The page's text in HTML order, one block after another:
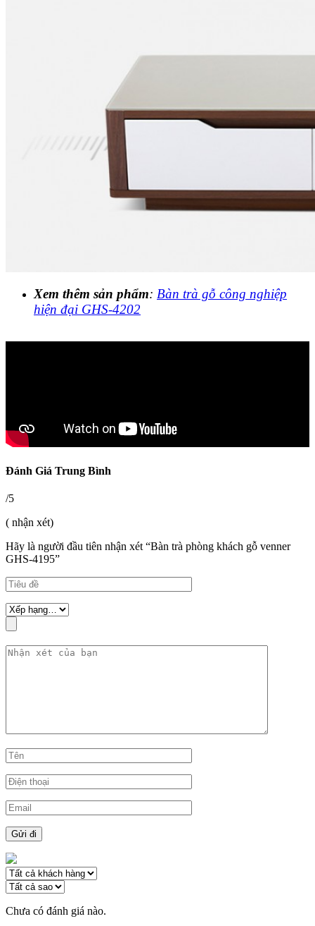
Xem thêm sản phẩm: Bàn trà gỗ công nghiệp
hiện đại GHS-4202
Đánh Giá Trung Bình
/5
( nhận xét)
Hãy là người đầu tiên nhận xét “Bàn trà phòng khách gỗ venner
GHS-4195”
Chưa có đánh giá nào.